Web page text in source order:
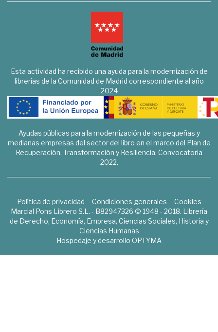
Esta actividad ha recibido una ayuda para la modernización de
librerías de la Comunidad de Madrid correspondiente al año
2024
Ayudas públicas para la modernización de las pequeñas y
medianas empresas del sector del libro en el marco del Plan de
Recuperación, Transformación y Resiliencia. Convocatoria
2022.
Política de privacidad Condiciones generales
Cookies
Marcial Pons Librero S.L. - B82947326 © 1948 - 2018. Librería
de Derecho, Economía, Empresa, Ciencias Sociales, Historia y
Ciencias Humanas
Hospedaje y desarrollo OPTYMA